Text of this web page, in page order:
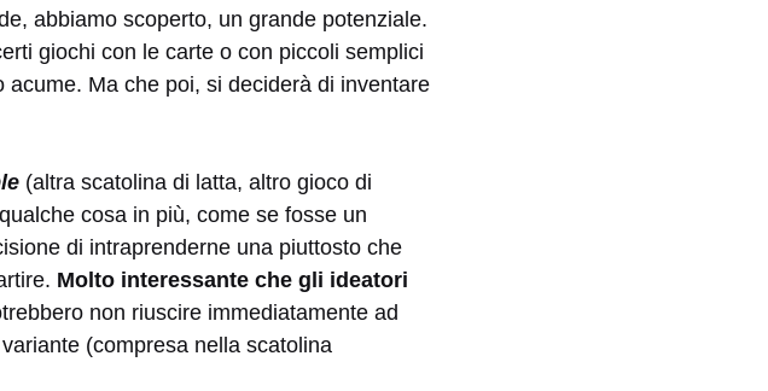
abbiamo scoperto, un grande potenziale.
giochi con le carte o con piccoli semplici
Ma che poi, si deciderà di inventare
(altra scatolina di latta, altro gioco di
cosa in più, come se fosse un
di intraprenderne una piuttosto che
Molto interessante che gli ideatori
non riuscire immediatamente ad
(compresa nella scatolina